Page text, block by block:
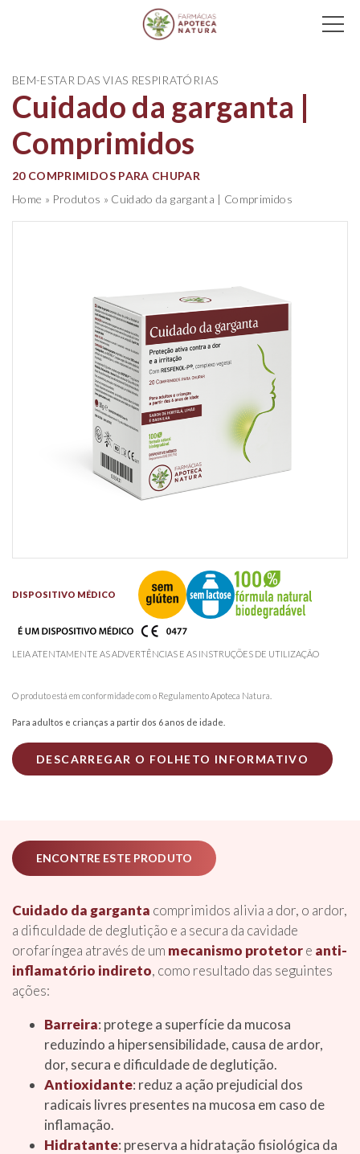
Main Navigation
ENCONTRE ESTE PRODUTO
Cuidado da garganta comprimidos alivia a dor, o ardor,
a dificuldade de deglutição e a secura da cavidade
orofaríngea através de um mecanismo protetore anti-
inflamatório indireto, como resultado das seguintes
ações:
Barreira: protege a superfície da mucosa
reduzindo a hipersensibilidade, causa de ardor,
dor, secura e dificuldade de deglutição.
Antioxidante: reduz a ação prejudicial dos
radicais livres presentes na mucosa em caso de
inflamação.
Hidratante: preserva a hidratação fisiológica da
BEM-ESTAR DAS VIAS RESPIRATÓRIAS
Cuidado da garganta |
Comprimidos
20 COMPRIMIDOS PARA CHUPAR
Home » Produtos » Cuidado da garganta | Comprimidos
DISPOSITIVO MÉDICO
LEIA ATENTAMENTE AS ADVERTÊNCIAS E AS INSTRUÇÕES DE UTILIZAÇÃO
O produto está em conformidade com o Regulamento Apoteca Natura.
Para adultos e crianças a partir dos 6 anos de idade.
DESCARREGAR O FOLHETO INFORMATIVO